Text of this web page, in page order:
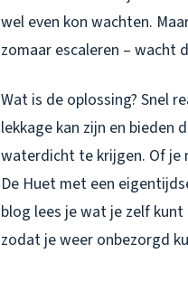
wel even kon wachten.
zomaar escaleren – wacht
Wat is de oplossing? Snel
lekkage kan zijn en bieden
waterdicht te krijgen. Of je
De Huet met een
blog lees je wat je zelf
zodat je weer onbezorgd